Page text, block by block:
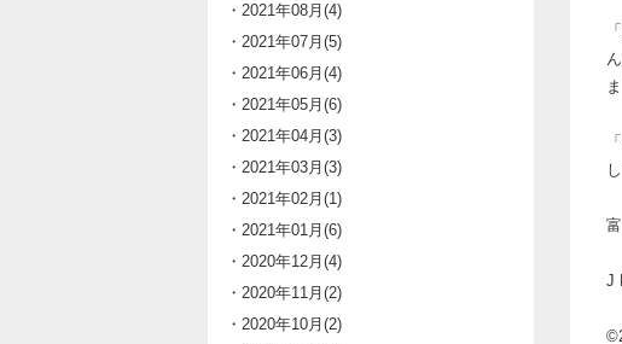
・2021年08月(4)
・2021年07月(5)
・2021年06月(4)
・2021年05月(6)
・2021年04月(3)
・2021年03月(3)
・2021年02月(1)
・2021年01月(6)
・2020年12月(4)
・2020年11月(2)
・2020年10月(2)
J